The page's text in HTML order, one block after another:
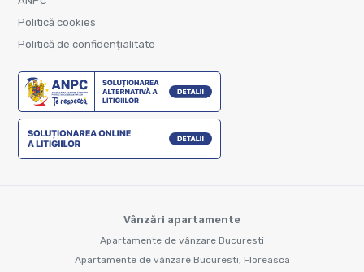
Politică cookies
Politică de confidențialitate
Vânzări apartamente
Apartamente de vânzare Bucuresti
Apartamente de vânzare Bucuresti, Floreasca